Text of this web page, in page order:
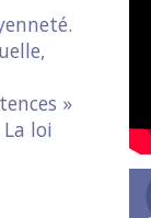
»
loi